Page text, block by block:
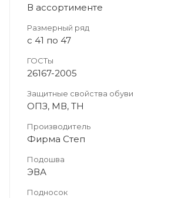
В ассортименте
Размерный ряд
с 41 по 47
ГОСТы
26167-2005
Защитные свойства обуви
ОПЗ, МВ, ТН
Производитель
Фирма Степ
Подошва
ЭВА
Подносок